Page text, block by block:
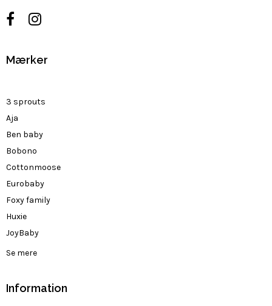
Mærker
3 sprouts
Aja
Ben baby
Bobono
Cottonmoose
Eurobaby
Foxy family
Huxie
JoyBaby
Se mere
Information